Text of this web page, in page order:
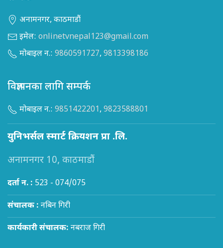
अनामनगर, काठमाडौं
इमेल: onlinetvnepal123@gmail.com
मोबाइल न.: 9860591727, 9813398186
विज्ञापनका लागि सम्पर्क
मोबाइल न.: 9851422201, 9823588801
युनिभर्सल स्मार्ट क्रियशन प्रा .लि.
अनामनगर 10, काठमाडौं
दर्ता न. : 523 - 074/075
संचालक : नबिन गिरी
कार्यकारी संचालक: नबराज गिरी